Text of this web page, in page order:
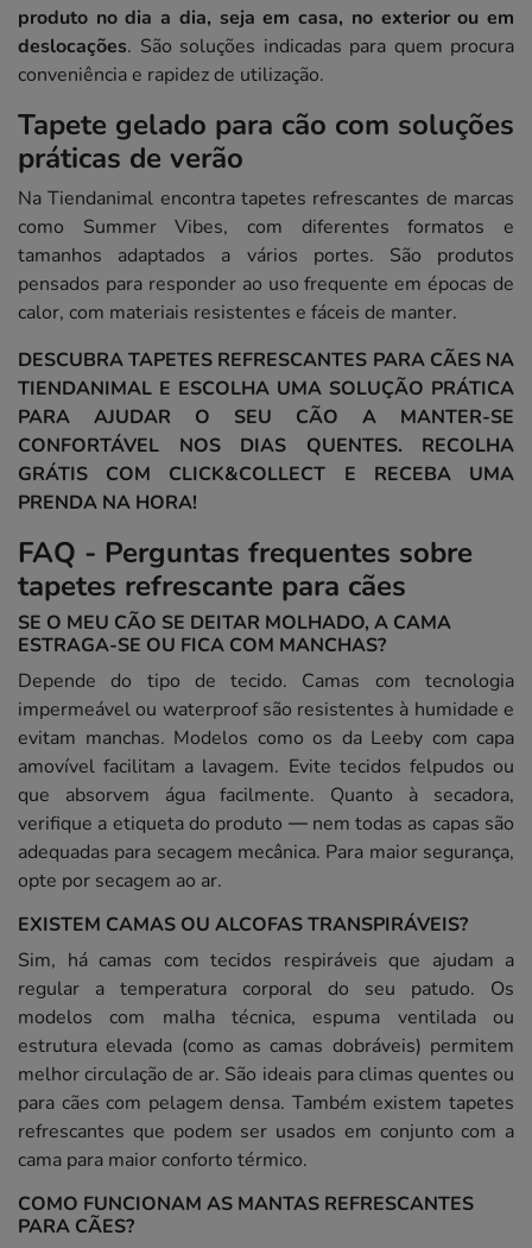
produto no dia a dia, seja em casa, no exterior ou em
deslocações. São soluções indicadas para quem procura
conveniência e rapidez de utilização.
Tapete gelado para cão com soluções
práticas de verão
Na Tiendanimal encontra tapetes refrescantes de marcas
como Summer Vibes, com diferentes formatos e
tamanhos adaptados a vários portes. São produtos
pensados para responder ao uso frequente em épocas de
calor, com materiais resistentes e fáceis de manter.
DESCUBRA TAPETES REFRESCANTES PARA CÃES NA
TIENDANIMAL E ESCOLHA UMA SOLUÇÃO PRÁTICA
PARA AJUDAR O SEU CÃO A MANTER-SE
CONFORTÁVEL NOS DIAS QUENTES. RECOLHA
GRÁTIS COM CLICK&COLLECT E RECEBA UMA
PRENDA NA HORA!
FAQ - Perguntas frequentes sobre
tapetes refrescante para cães
SE O MEU CÃO SE DEITAR MOLHADO, A CAMA
ESTRAGA-SE OU FICA COM MANCHAS?
Depende do tipo de tecido. Camas com tecnologia
impermeável ou waterproof são resistentes à humidade e
evitam manchas. Modelos como os da Leeby com capa
amovível facilitam a lavagem. Evite tecidos felpudos ou
que absorvem água facilmente. Quanto à secadora,
verifique a etiqueta do produto — nem todas as capas são
adequadas para secagem mecânica. Para maior segurança,
opte por secagem ao ar.
EXISTEM CAMAS OU ALCOFAS TRANSPIRÁVEIS?
Sim, há camas com tecidos respiráveis que ajudam a
regular a temperatura corporal do seu patudo. Os
modelos com malha técnica, espuma ventilada ou
estrutura elevada (como as camas dobráveis) permitem
melhor circulação de ar. São ideais para climas quentes ou
para cães com pelagem densa. Também existem tapetes
refrescantes que podem ser usados em conjunto com a
cama para maior conforto térmico.
COMO FUNCIONAM AS MANTAS REFRESCANTES
PARA CÃES?